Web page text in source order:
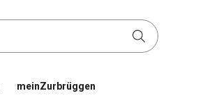
meinZurbrüggen